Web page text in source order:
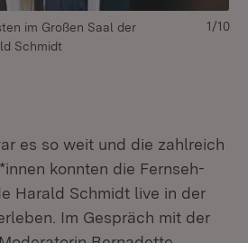
im Großen Saal der
Schmidt
1/10
es so weit und die zahlreich
konnten die Fernseh-
Harald Schmidt live in der
Im Gespräch mit der